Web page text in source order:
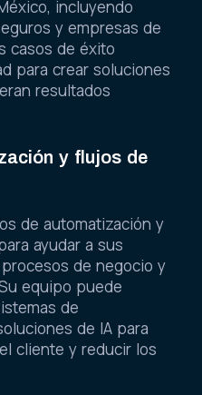
incluyendo
y empresas de
casos de éxito
para crear soluciones
resultados
y flujos de
de automatización y
ayudar a sus
de negocio y
equipo puede
de
de IA para
cliente y reducir los